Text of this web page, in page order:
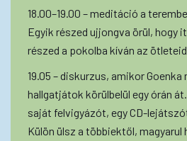
18.00–19.00 – meditáció a
Egyik részed ujjongva örül, hogy
részed a pokolba kíván az
19.05 – diskurzus, amikor
hallgatjátok körülbelül egy órán
saját felvigyázót, egy CD-
Külön ülsz a többiektől, magyarul